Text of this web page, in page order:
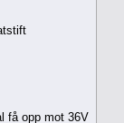
få opp mot 36V